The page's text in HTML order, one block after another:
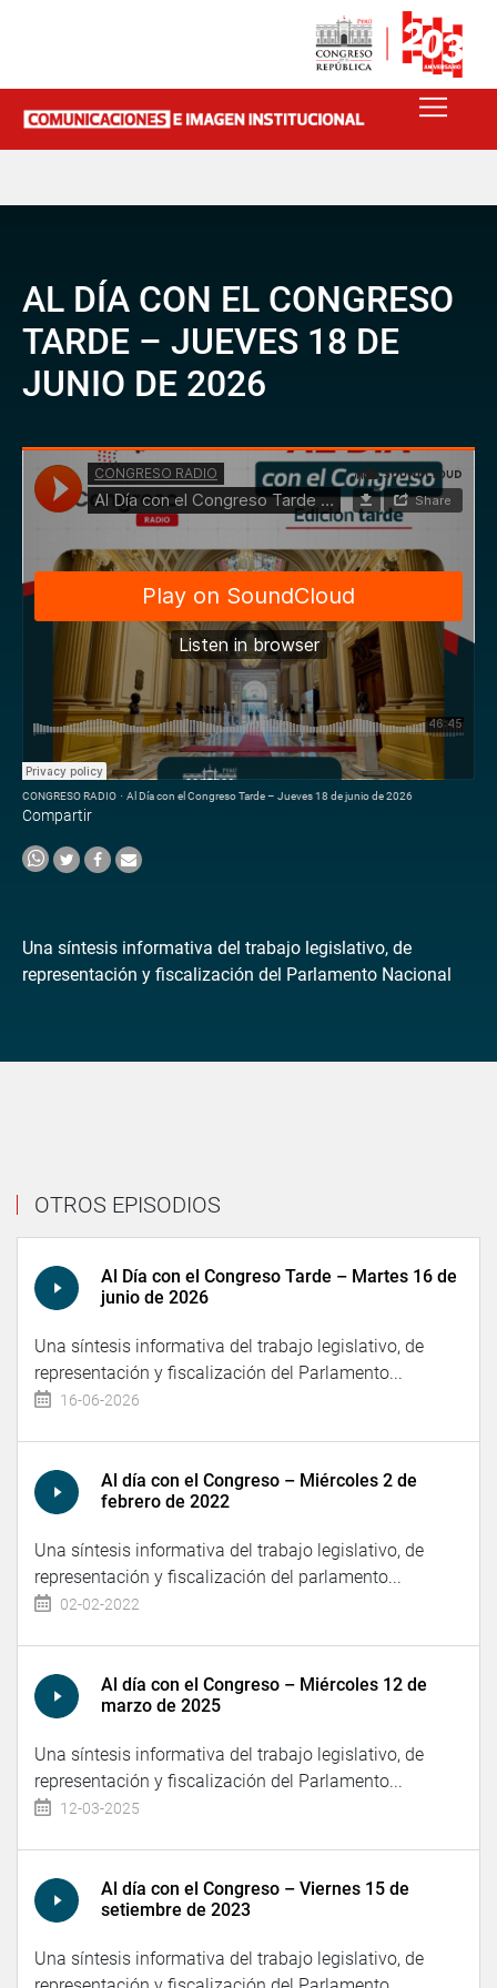
AL DÍA CON EL CONGRESO
TARDE – JUEVES 18 DE
JUNIO DE 2026
CONGRESO RADIO · Al Día con el Congreso Tarde – Jueves 18 de junio de 2026
Compartir
Una síntesis informativa del trabajo legislativo, de
representación y fiscalización del Parlamento Nacional
OTROS EPISODIOS
Al Día con el Congreso Tarde – Martes 16 de
junio de 2026
Una síntesis informativa del trabajo legislativo, de
representación y fiscalización del Parlamento...
16-06-2026
Al día con el Congreso – Miércoles 2 de
febrero de 2022
Una síntesis informativa del trabajo legislativo, de
representación y fiscalización del parlamento...
02-02-2022
Al día con el Congreso – Miércoles 12 de
marzo de 2025
Una síntesis informativa del trabajo legislativo, de
representación y fiscalización del Parlamento...
12-03-2025
Al día con el Congreso – Viernes 15 de
setiembre de 2023
Una síntesis informativa del trabajo legislativo, de